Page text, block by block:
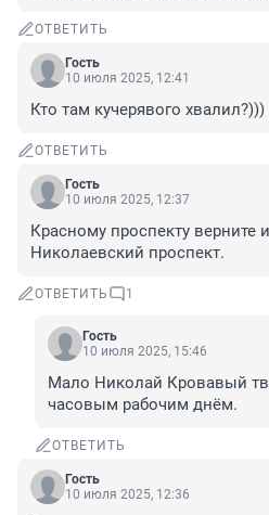
ОТВЕТИТЬ
Гость
10 июля 2025, 12:41
Кто там кучерявого хвалил?)))
ОТВЕТИТЬ
Гость
10 июля 2025, 12:37
Красному проспекту верните
Николаевский проспект.
ОТВЕТИТЬ 1
Гость
10 июля 2025, 15:46
Мало Николай Кровавый
часовым рабочим днём.
ОТВЕТИТЬ
Гость
10 июля 2025, 12:36